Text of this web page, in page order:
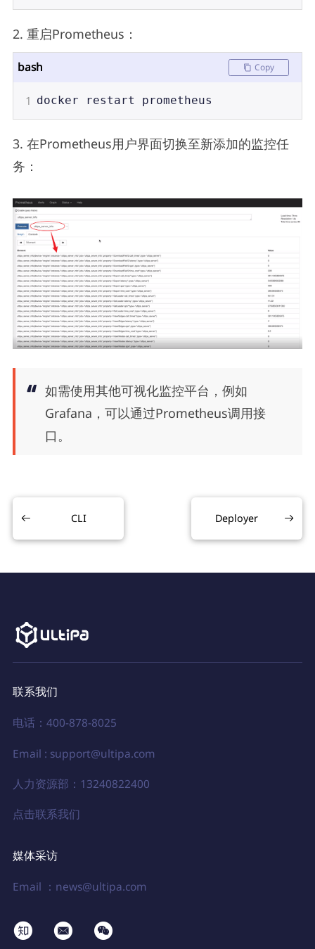
2. 重启Prometheus：
bash Copy
1 docker restart prometheus
3. 在Prometheus用户界面切换至新添加的监控任
务：
如需使用其他可视化监控平台，例如
Grafana，可以通过Prometheus调用接
口。
CLI Deployer
联系我们
电话：400-878-8025
Email : support@ultipa.com
人力资源部：13240822400
点击联系我们
媒体采访
Email ：news@ultipa.com